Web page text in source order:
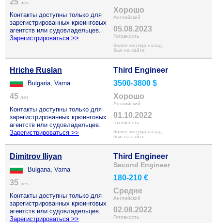
25 лет
Контакты доступны только для
зарегистрированных крюинговых
агентств или судовладельцев.
Зарегистрироваться >>
Хорошо
Английский
05.08.2023
Готовность
более месяца назад
был на сайте
Hriche Ruslan
Bulgaria, Varna
45 лет
Контакты доступны только для
зарегистрированных крюинговых
агентств или судовладельцев.
Зарегистрироваться >>
Third Engineer
3500-3800 $
Хорошо
Английский
01.10.2022
Готовность
более месяца назад
был на сайте
Dimitrov Iliyan
Bulgaria, Varna
35 лет
Контакты доступны только для
зарегистрированных крюинговых
агентств или судовладельцев.
Зарегистрироваться >>
Third Engineer
Second Engineer
180-210 €
Средне
Английский
02.08.2022
Готовность